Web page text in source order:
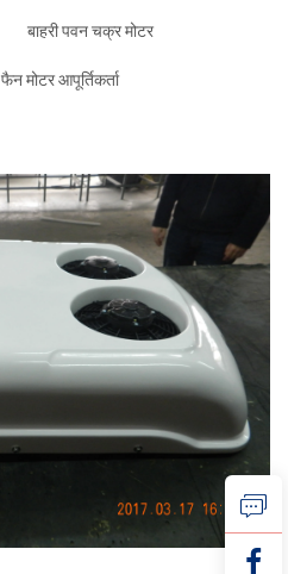
बाहरी पवन चक्र मोटर
फैन मोटर आपूर्तिकर्ता